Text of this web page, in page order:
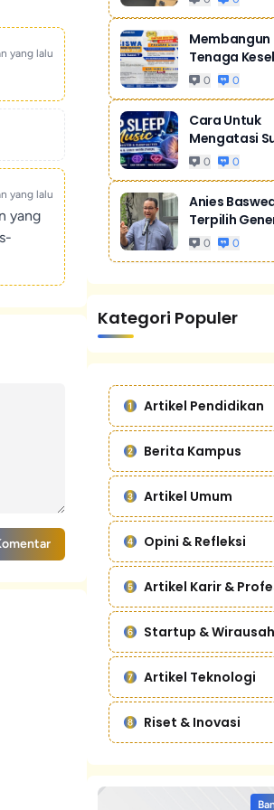
yang lalu
yang lalu
yang
Membangun
Tenaga
Unggul Dan
0 0
Cara Untuk
Mengatasi
Tidur Akibat
0 0
Anies
Terpilih
0 0
Kategori Populer
Artikel Pendidikan
Berita Kampus
Artikel Umum
Opini & Refleksi
Artikel Karir &
Startup &
Artikel Teknologi
Riset & Inovasi